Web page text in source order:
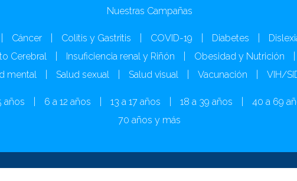
Nuestras Campañas
Cáncer Colitis y Gastritis COVID-19 Diabetes
Cerebral Insuficiencia renal y Riñón Obesidad y Nutrición
mental
Salud sexual Salud visual Vacunación VIH/
años 6 a 12 años 13 a 17 años 18 a 39 años 40 a 69
70 años y más